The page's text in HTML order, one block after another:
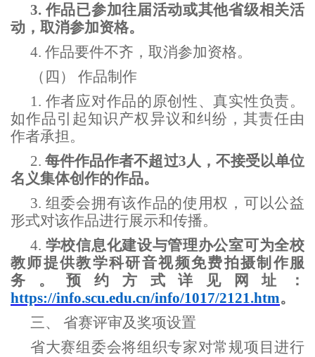
3.作品已参加往届活动或其他省级相关活
动，取消参加资格。
4. 作品要件不齐，取消参加资格。
（四） 作品制作
1. 作者应对作品的原创性、真实性负责。
如作品引起知识产权异议和纠纷，其责任由
作者承担。
2.每件作品作者不超过3人，不接受以单位
名义集体创作的作品。
3. 组委会拥有该作品的使用权，可以公益
形式对该作品进行展示和传播。
4. 学校信息化建设与管理办公室可为全校
教师提供教学科研音视频免费拍摄制作服
务。预约方式详见网址：
https://info.scu.edu.cn/info/1017/2121.htm。
三、 省赛评审及奖项设置
省大赛组委会将组织专家对常规项目进行